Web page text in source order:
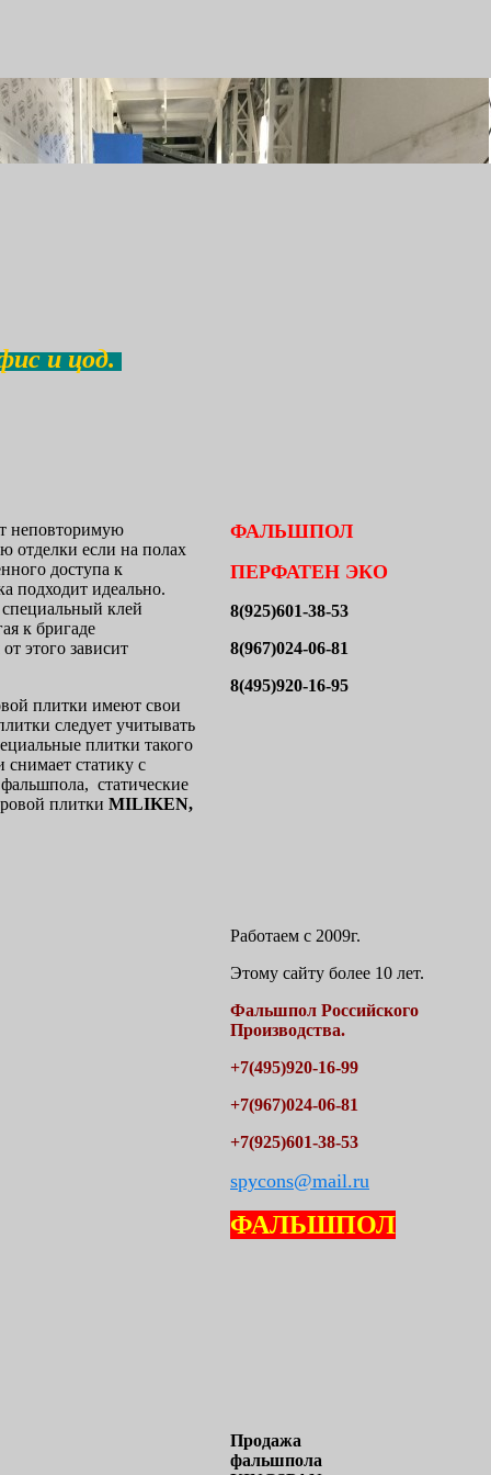
и цод.
неповторимую
отделки если на полах
доступа к
подходит идеально.
клей
к бригаде
этого зависит
плитки имеют свои
следует учитывать
плитки такого
снимает статику с
статические
плитки MILIKEN,
ФАЛЬШПОЛ
ПЕРФАТЕН ЭКО
8(925)601-38-53
8(967)024-06-81
8(495)920-16-95
Работаем с 2009г.
Этому сайту более 10 лет.
Фальшпол Российского
Производства.
+7(495)920-16-99
+7(967)024-06-81
+7(925)601-38-53
spycons@mail.ru
ФАЛЬШПОЛ
Продажа
фальшпола